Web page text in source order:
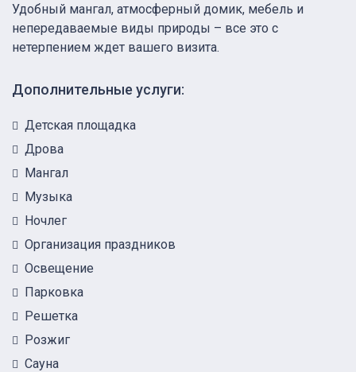
Удобный мангал, атмосферный домик, мебель и
непередаваемые виды природы – все это с
нетерпением ждет вашего визита.
Дополнительные услуги:
Детская площадка
Дрова
Мангал
Музыка
Ночлег
Организация праздников
Освещение
Парковка
Решетка
Розжиг
Сауна